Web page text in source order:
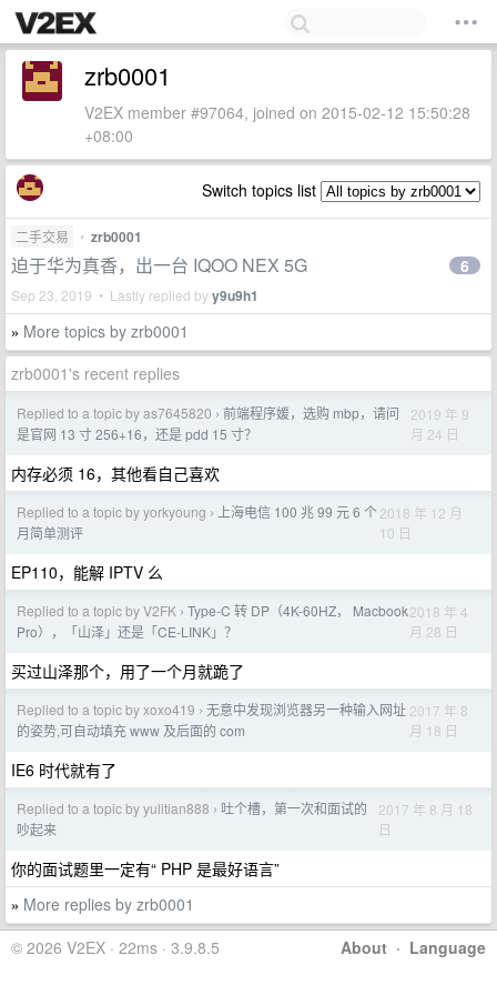
zrb0001
V2EX member #97064, joined on 2015-02-12 15:50:28
+08:00
Switch topics list
二手交易 • zrb0001
迫于华为真香，出一台 IQOO NEX 5G
Sep 23, 2019 • Lastly replied byy9u9h1
6
» More topics by zrb0001
zrb0001's recent replies
Replied to a topic by as7645820 › 前端程序媛，选购 mbp，请问
是官网 13 寸 256+16，还是 pdd 15 寸？
2019 年 9
月 24 日
内存必须 16，其他看自己喜欢
Replied to a topic by yorkyoung ›
上海电信 100 兆 99 元 6 个
月简单测评
2018 年 12 月
10 日
EP110，能解 IPTV 么
Replied to a topic by V2FK › Type-C 转 DP（4K-60HZ， Macbook
Pro），「山泽」还是「CE-LINK」？
2018 年 4
月 28 日
买过山泽那个，用了一个月就跪了
Replied to a topic by xoxo419 › 无意中发现浏览器另一种输入网址
的姿势,可自动填充 www 及后面的 com
2017 年 8
月 18 日
IE6 时代就有了
Replied to a topic by yulitian888 › 吐个槽，第一次和面试的
吵起来
2017 年 8 月 18
日
你的面试题里一定有“ PHP 是最好语言”
» More replies by zrb0001
About · Language
© 2026 V2EX · 22ms · 3.9.8.5